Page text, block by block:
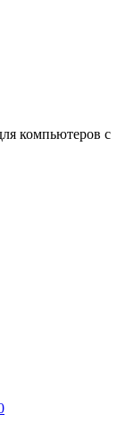
компьютеров с